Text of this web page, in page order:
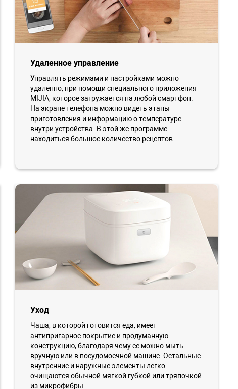
Удаленное управление
Управлять режимами и настройками можно
удаленно, при помощи специального приложения
MIJIA, которое загружается на любой смартфон.
На экране телефона можно видеть этапы
приготовления и информацию о температуре
внутри устройства. В этой же программе
находиться большое количество рецептов.
Уход
Чаша, в которой готовится еда, имеет
антипригарное покрытие и продуманную
конструкцию, благодаря чему ее можно мыть
вручную или в посудомоечной машине. Остальные
внутренние и наружные элементы легко
очищаются обычной мягкой губкой или тряпочкой
из микрофибры.